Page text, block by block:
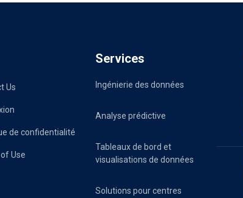
Us
de confidentialité
Use
Services
Ingénierie des données
Analyse prédictive
Tableaux de bord et
visualisations de données
Solutions pour centres